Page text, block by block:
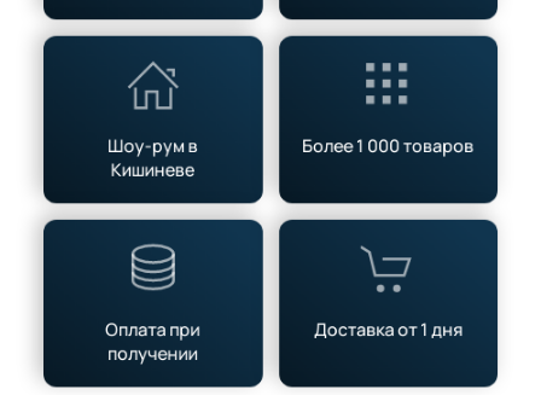
Шоу-рум в
Кишиневе
Более 1 000 товаров
Оплата при
получении
Доставка от 1 дня